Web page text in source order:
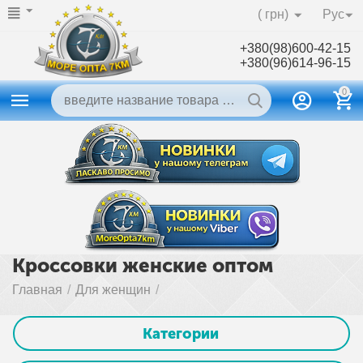
Рус
( грн)
+380(98)600-42-15
+380(96)614-96-15
0
Кроссовки женские оптом
Главная / Для женщин /
Категории